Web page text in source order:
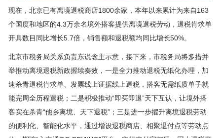
现在，北京已有离境退税商店1800余家，本年以来累计为来自163
个国度和地区的4.3万余名境外搭客提供离境退税劳动，退税肯求单
开具数目同比增长5.7倍，销售额和退税额均同比增长50%。
北京市税务局关系负责东说念主示意，接下来，市税务局将多措并
举推动离境退税新政握续奏效，一是全力推动退税无纸化办理，加
速杀青退税肯求单、发票线上证据线上退税，搭客无需纸质单子就
能完周全历程退税；二是积极推动“即买即退”天下互认，让境外搭
客实在杀青“他乡离境、天下退税”；三是进一步擢升离境退税劳动
的便利化、智能化水平，通过增设退税商店、相聚退付点等劳动点